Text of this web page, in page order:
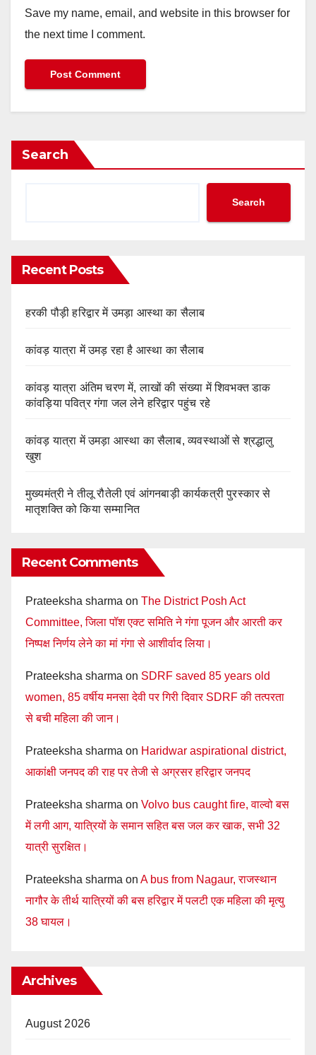
Save my name, email, and website in this browser for
the next time I comment.
Search
Search
Recent Posts
हरकी पौड़ी हरिद्वार में उमड़ा आस्था का सैलाब
कांवड़ यात्रा में उमड़ रहा है आस्था का सैलाब
कांवड़ यात्रा अंतिम चरण में, लाखों की संख्या में शिवभक्त डाक
कांवड़िया पवित्र गंगा जल लेने हरिद्वार पहुंच रहे
कांवड़ यात्रा में उमड़ा आस्था का सैलाब, व्यवस्थाओं से श्रद्धालु
खुश
मुख्यमंत्री ने तीलू रौतेली एवं आंगनबाड़ी कार्यकत्री पुरस्कार से
मातृशक्ति को किया सम्मानित
Recent Comments
Prateeksha sharma on The District Posh Act
Committee, जिला पॉश एक्ट समिति ने गंगा पूजन और आरती कर
निष्पक्ष निर्णय लेने का मां गंगा से आशीर्वाद लिया।
Prateeksha sharma on SDRF saved 85 years old
women, 85 वर्षीय मनसा देवी पर गिरी दिवार SDRF की तत्परता
से बची महिला की जान।
Prateeksha sharma on Haridwar aspirational district,
आकांक्षी जनपद की राह पर तेजी से अग्रसर हरिद्वार जनपद
Prateeksha sharma on Volvo bus caught fire, वाल्वो बस
में लगी आग, यात्रियों के समान सहित बस जल कर खाक, सभी 32
यात्री सुरक्षित।
Prateeksha sharma on A bus from Nagaur, राजस्थान
नागौर के तीर्थ यात्रियों की बस हरिद्वार में पलटी एक महिला की मृत्यु
38 घायल।
Archives
August 2026